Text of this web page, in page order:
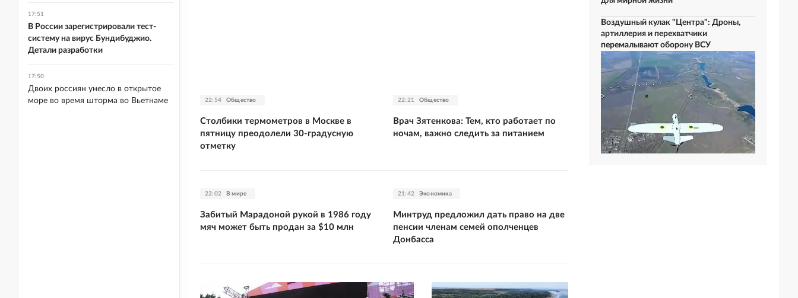
22:54 Общество
Столбики термометров в Москве в
пятницу преодолели 30-градусную
отметку
22:21 Общество
Врач Зятенкова: Тем, кто работает по
ночам, важно следить за питанием
22:02 В мире
Забитый Марадоной рукой в 1986 году
мяч может быть продан за $10 млн
21:42 Экономика
Минтруд предложил дать право на две
пенсии членам семей ополченцев
Донбасса
Воздушный кулак "Центра": Дроны,
артиллерия и перехватчики
перемалывают оборону ВСУ
17:51
В России зарегистрировали тест-
систему на вирус Бундибуджио.
Детали разработки
17:50
Двоих россиян унесло в открытое
море во время шторма во Вьетнаме